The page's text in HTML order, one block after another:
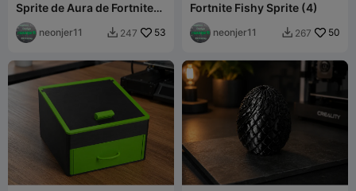
Sprite de Aura de Fortnite
(10)
neonjer11  247 53
Fortnite Fishy Sprite (4)
neonjer11  267 50